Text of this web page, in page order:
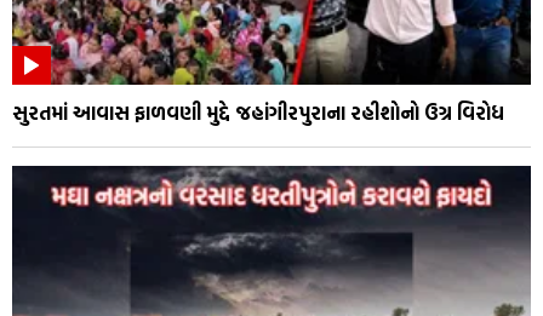
સુરતમાં આવાસ ફાળવણી મુદ્દે જહાંગીરપુરાના રહીશોનો ઉગ્ર વિરોધ